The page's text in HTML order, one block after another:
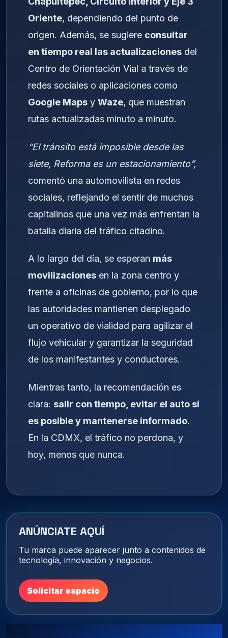
Oriente, dependiendo del punto de
origen. Además, se sugiere consultar
en tiempo real las actualizaciones del
Centro de Orientación Vial a través de
redes sociales o aplicaciones como
Google Maps y Waze, que muestran
rutas actualizadas minuto a minuto.
“El tránsito está imposible desde las
siete, Reforma es un estacionamiento”,
comentó una automovilista en redes
sociales, reflejando el sentir de muchos
capitalinos que una vez más enfrentan la
batalla diaria del tráfico citadino.
A lo largo del día, se esperan más
movilizaciones en la zona centro y
frente a oficinas de gobierno, por lo que
las autoridades mantienen desplegado
un operativo de vialidad para agilizar el
flujo vehicular y garantizar la seguridad
de los manifestantes y conductores.
Mientras tanto, la recomendación es
clara: salir con tiempo, evitar el auto si
es posible y mantenerse informado.
En la CDMX, el tráfico no perdona, y
hoy, menos que nunca.
ANÚNCIATE AQUÍ
Tu marca puede aparecer junto a contenidos de
tecnología, innovación y negocios.
Solicitar espacio